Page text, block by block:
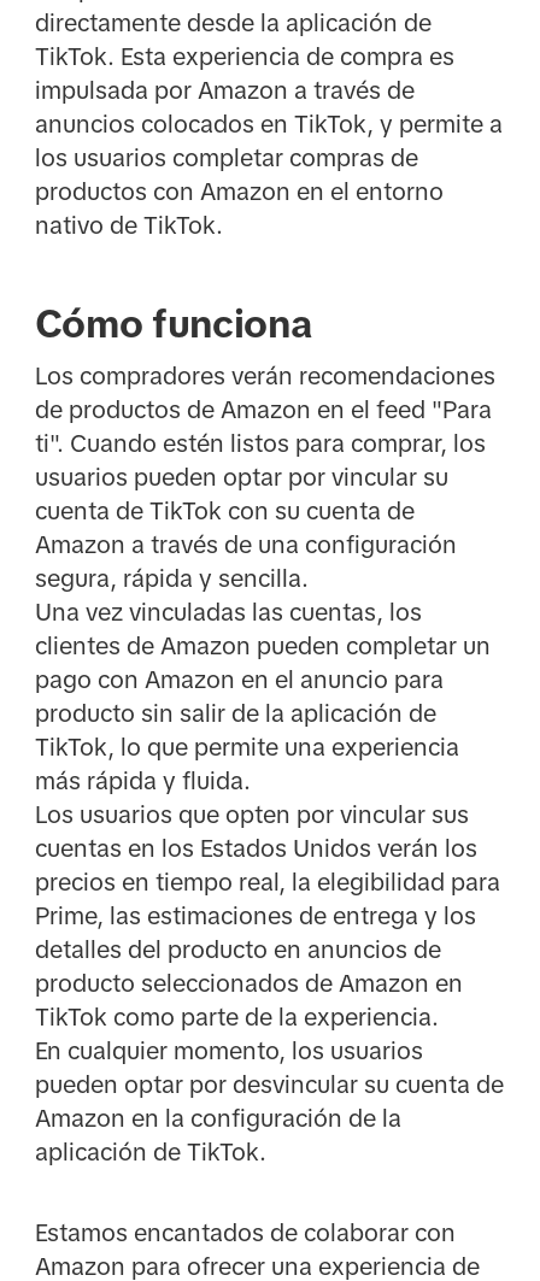
directamente desde la aplicación de
TikTok. Esta experiencia de compra es
impulsada por Amazon a través de
anuncios colocados en TikTok, y permite a
los usuarios completar compras de
productos con Amazon en el entorno
nativo de TikTok.
Cómo funciona
Los compradores verán recomendaciones
de productos de Amazon en el feed "Para
ti". Cuando estén listos para comprar, los
usuarios pueden optar por vincular su
cuenta de TikTok con su cuenta de
Amazon a través de una configuración
segura, rápida y sencilla.
Una vez vinculadas las cuentas, los
clientes de Amazon pueden completar un
pago con Amazon en el anuncio para
producto sin salir de la aplicación de
TikTok, lo que permite una experiencia
más rápida y fluida.
Los usuarios que opten por vincular sus
cuentas en los Estados Unidos verán los
precios en tiempo real, la elegibilidad para
Prime, las estimaciones de entrega y los
detalles del producto en anuncios de
producto seleccionados de Amazon en
TikTok como parte de la experiencia.
En cualquier momento, los usuarios
pueden optar por desvincular su cuenta de
Amazon en la configuración de la
aplicación de TikTok.
Estamos encantados de colaborar con
Amazon para ofrecer una experiencia de